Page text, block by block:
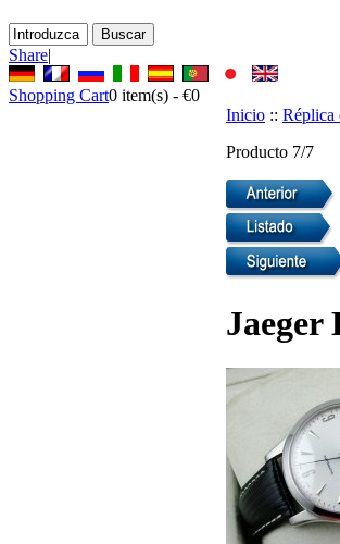
Share|
Shopping Cart0 item(s) - €0
Inicio :: Réplica
Producto 7/7
Jaeger